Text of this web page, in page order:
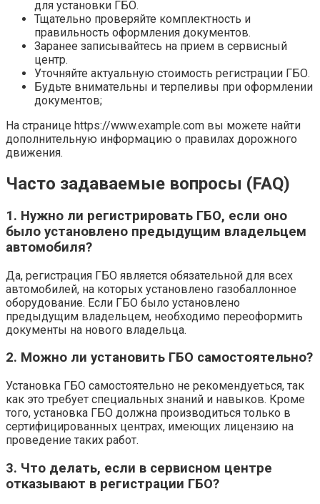
для установки ГБО.
Тщательно проверяйте комплектность и
правильность оформления документов.
Заранее записывайтесь на прием в сервисный
центр.
Уточняйте актуальную стоимость регистрации ГБО.
Будьте внимательны и терпеливы при оформлении
документов;
На странице https://www.example.com вы можете найти
дополнительную информацию о правилах дорожного
движения.
Часто задаваемые вопросы (FAQ)
1. Нужно ли регистрировать ГБО, если оно
было установлено предыдущим владельцем
автомобиля?
Да, регистрация ГБО является обязательной для всех
автомобилей, на которых установлено газобаллонное
оборудование. Если ГБО было установлено
предыдущим владельцем, необходимо переоформить
документы на нового владельца.
2. Можно ли установить ГБО самостоятельно?
Установка ГБО самостоятельно не рекомендуеться, так
как это требует специальных знаний и навыков. Кроме
того, установка ГБО должна производиться только в
сертифицированных центрах, имеющих лицензию на
проведение таких работ.
3. Что делать, если в сервисном центре
отказывают в регистрации ГБО?